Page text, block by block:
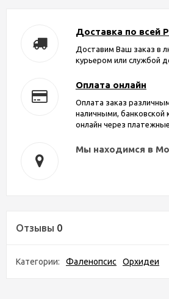
Доставка по всей
Доставим Ваш заказ в
курьером или службой
Оплата онлайн
Оплата заказ
наличными, банковской
онлайн через
Мы находимся в
Отзывы 0
Категории: Фаленопсис Орхидеи